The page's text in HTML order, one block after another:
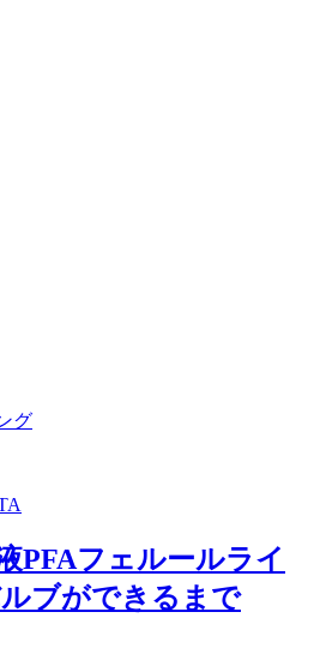
グ
PFAフェルールライ
ブができるまで